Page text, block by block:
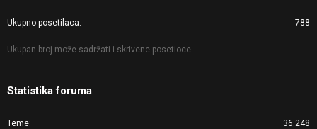
Ukupno posetilaca 788
Ukupan broj može sadržati i skrivene posetioce.
Statistika foruma
Teme 36.248